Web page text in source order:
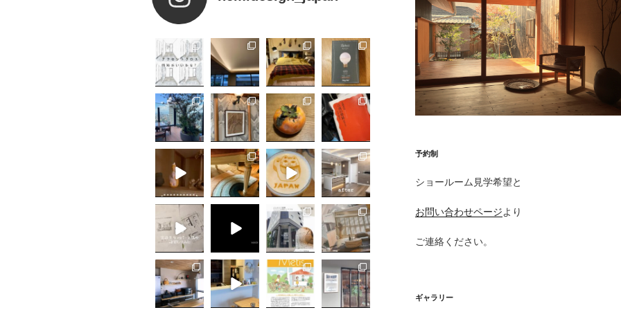
予約制
ショールーム見学希望と
お問い合わせページより
ご連絡ください。
ギャラリー